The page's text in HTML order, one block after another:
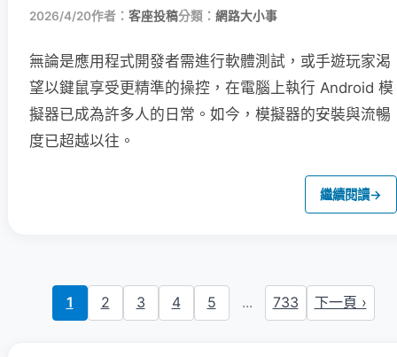
2026/4/20作者： 客座投稿分類： 網路大小事
無論是應用程式開發者需進行軟體測試，或手遊玩家渴
望以鍵鼠享受更精準的操控，在電腦上執行 Android 模
擬器已成為許多人的日常。如今，模擬器的安裝與流暢
度已超越以往。
繼續閱讀→
1 2 3 4 5 ... 733 下一頁 ›